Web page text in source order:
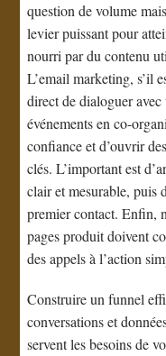
question de volume
levier puissant pour
nourri par du contenu
L’email marketing, s’il
direct de dialoguer
événements en co-
confiance et d’ouvrir
clés. L’important est
clair et mesurable, puis
premier contact. Enfin,
pages produit doivent
des appels à l’action
Construire un funnel
conversations et
servent les besoins de